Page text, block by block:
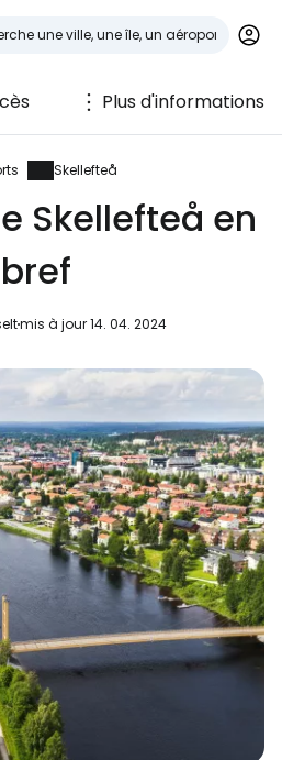
Plus d'informations
Skellefteå
Skellefteå en
bref
mis à jour 14. 04. 2024
à
mondiale des voyageurs
avec Facebook
avec le courrier